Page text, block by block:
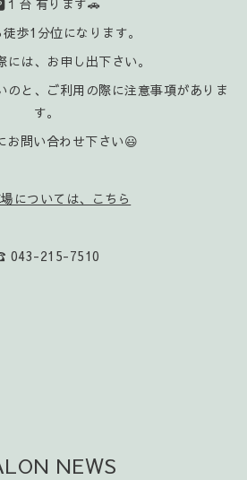
歩1分位になります。
には、お申し出下さい。
のと、ご利用の際に注意事項がありま
す。
お問い合わせ下さい😃
については、こちら
043-215-7510
NEWS